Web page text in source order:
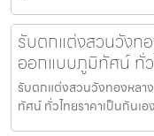
รับตกแต่งสวนวังท
ออกแบบภูมิทัศน์ ทั่
รับตกแต่งสวนวังทองหล
ทัศน์ ทั่วไทยราคาเป็นกันเ